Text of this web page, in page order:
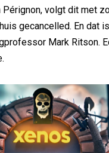
volgt dit met
gecancelled. En dat
Mark Ritson.